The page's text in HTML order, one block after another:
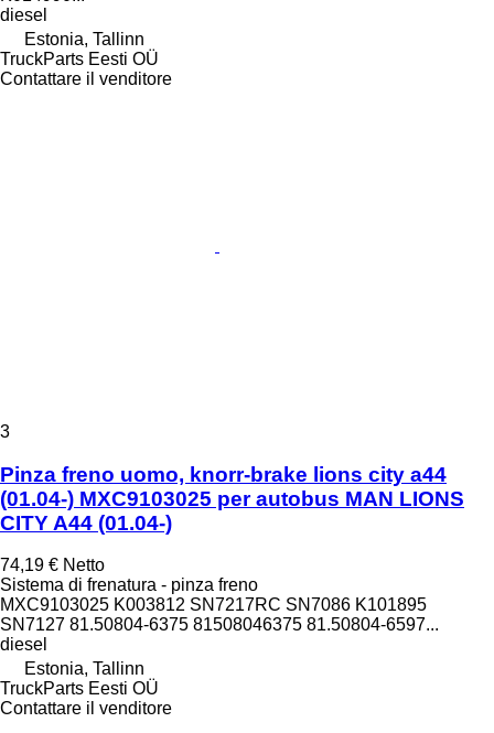
diesel
Estonia, Tallinn
TruckParts Eesti OÜ
Contattare il venditore
3
Pinza freno uomo, knorr-brake lions city a44
(01.04-) MXC9103025 per autobus MAN LIONS
CITY A44 (01.04-)
74,19 € Netto
Sistema di frenatura - pinza freno
MXC9103025 K003812 SN7217RC SN7086 K101895
SN7127 81.50804-6375 81508046375 81.50804-6597...
diesel
Estonia, Tallinn
TruckParts Eesti OÜ
Contattare il venditore